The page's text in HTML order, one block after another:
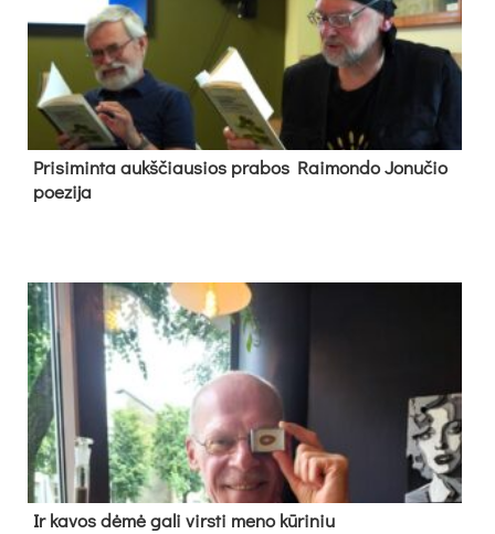
Pri­si­min­ta aukš­čiau­sios pra­bos Rai­mon­do Jo­nu­čio
poe­zi­ja
Ir ka­vos dė­mė ga­li virs­ti me­no kū­ri­niu